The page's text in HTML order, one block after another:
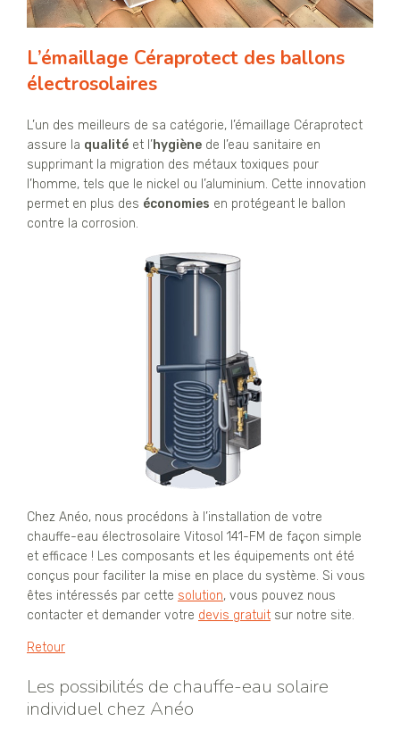
L’émaillage Céraprotect des ballons
électrosolaires
L’un des meilleurs de sa catégorie, l’émaillage Céraprotect
assure la qualité et l’hygiène de l’eau sanitaire en
supprimant la migration des métaux toxiques pour
l’homme, tels que le nickel ou l’aluminium. Cette innovation
permet en plus des économies en protégeant le ballon
contre la corrosion.
Chez Anéo, nous procédons à l’installation de votre
chauffe-eau électrosolaire Vitosol 141-FM de façon simple
et efficace ! Les composants et les équipements ont été
conçus pour faciliter la mise en place du système. Si vous
êtes intéressés par cette solution, vous pouvez nous
contacter et demander votre devis gratuit sur notre site.
Retour
Les possibilités de chauffe-eau solaire
individuel chez Anéo